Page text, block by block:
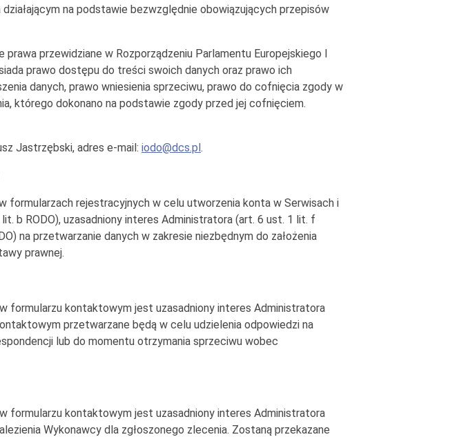
na podstawie bezwzględnie obowiązujących przepisów
przewidziane w Rozporządzeniu Parlamentu Europejskiego I
prawo dostępu do treści swoich danych oraz prawo ich
danych, prawo wniesienia sprzeciwu, prawo do cofnięcia zgody w
którego dokonano na podstawie zgody przed jej cofnięciem.
Jastrzębski, adres e-mail: iodo@dcs.pl.
formularzach rejestracyjnych w celu utworzenia konta w Serwisach i
b RODO), uzasadniony interes Administratora (art. 6 ust. 1 lit. f
na przetwarzanie danych w zakresie niezbędnym do założenia
prawnej.
formularzu kontaktowym jest uzasadniony interes Administratora
przetwarzane będą w celu udzielenia odpowiedzi na
lub do momentu otrzymania sprzeciwu wobec
formularzu kontaktowym jest uzasadniony interes Administratora
Wykonawcy dla zgłoszonego zlecenia. Zostaną przekazane